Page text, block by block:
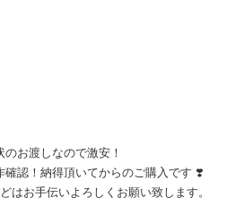
お渡しなので激安！
認！納得頂いてからのご購入です ❣️
はお手伝いよろしくお願い致します。